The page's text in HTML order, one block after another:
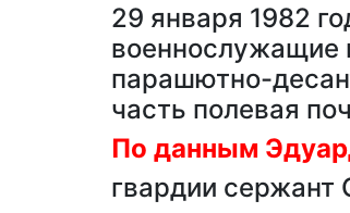
29 января 1982
военнослужащие
парашютно-
часть полевая
По данным
гвардии сержант